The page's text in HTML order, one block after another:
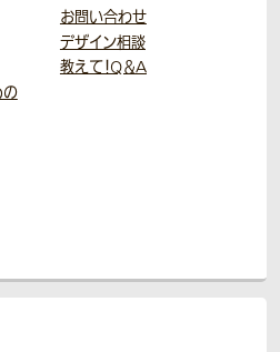
の
お問い合わせ
デザイン相談
教えて！Q＆A